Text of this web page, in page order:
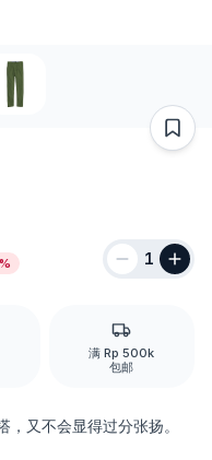
1
满 Rp 500k
包邮
又不会显得过分张扬。